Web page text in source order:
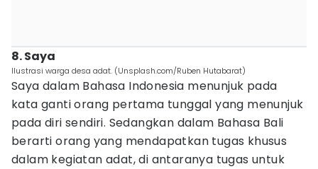
8. Saya
Ilustrasi warga desa adat. (Unsplash.com/Ruben Hutabarat)
Saya dalam Bahasa Indonesia menunjuk pada
kata ganti orang pertama tunggal yang menunjuk
pada diri sendiri. Sedangkan dalam Bahasa Bali
berarti orang yang mendapatkan tugas khusus
dalam kegiatan adat, di antaranya tugas untuk